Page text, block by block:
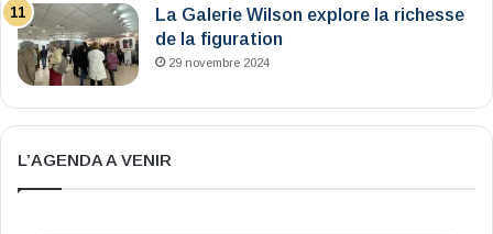
La Galerie Wilson explore la richesse
de la figuration
29 novembre 2024
L’AGENDA A VENIR